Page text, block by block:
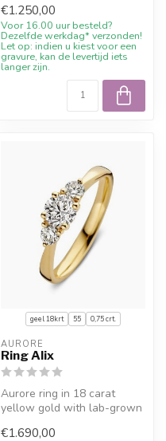
Expertly...
€1.250,00
Voor 16.00 uur besteld?
Dezelfde werkdag* verzonden!
Let op: indien u kiest voor een
gravure, kan de levertijd iets
langer zijn.
geel 18krt 55 0,75 crt.
AURORE
Ring Alix
Aurore ring in 18 carat
yellow gold with lab-grown
Expertly...
€1.690,00